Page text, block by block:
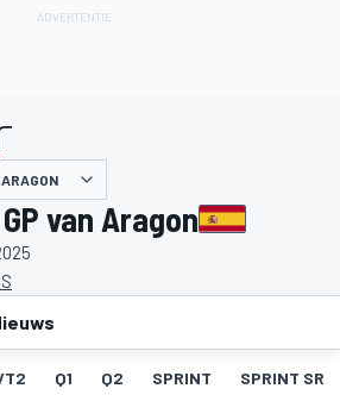
ARAGON
van Aragon
Q1 Q2 SPRINT SPRINT SR